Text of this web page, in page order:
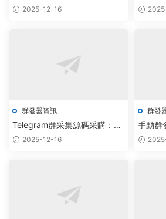
群發器實現90%用戶觸達率提
2025-12-16
引擎，
群發器資訊
Telegram群采集源碼采購：AI
驅動自動化工具重塑數智營銷
2025-12-16
群發
手動群
器免費